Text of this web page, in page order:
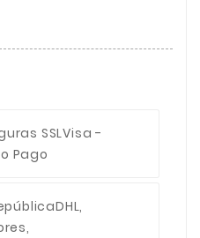
SSLVisa -
Pago
DHL,